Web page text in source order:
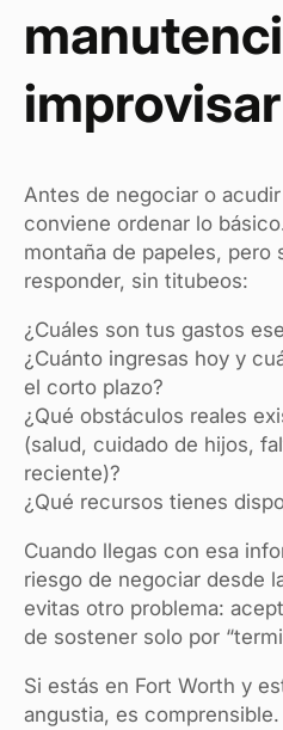
improvisar
Antes de negociar o
conviene ordenar lo
montaña de papeles, pero
responder, sin titubeos:
¿Cuáles son tus gastos
¿Cuánto ingresas hoy y
el corto plazo?
¿Qué obstáculos reales
(salud, cuidado de hijos,
reciente)?
¿Qué recursos tienes
Cuando llegas con esa
riesgo de negociar desde
evitas otro problema:
de sostener solo por
Si estás en Fort Worth y
angustia, es comprensible.